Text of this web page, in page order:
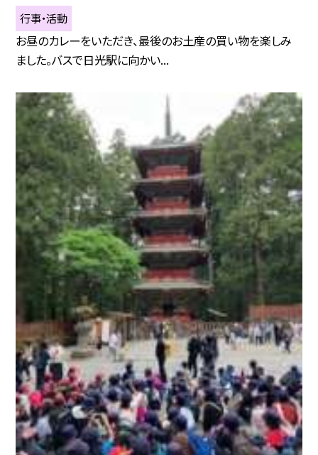
行事・活動
お昼のカレーをいただき、最後のお土産の買い物を楽しみ
ました。バスで日光駅に向かい...